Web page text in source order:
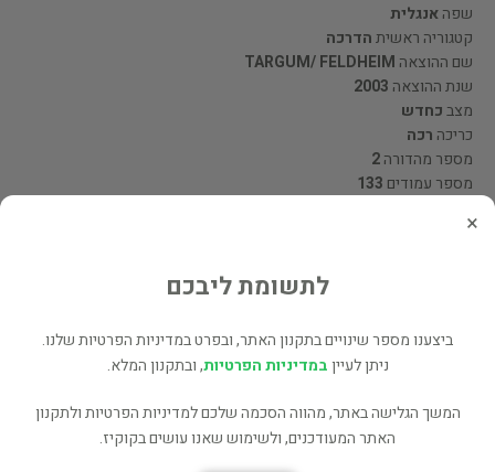
שפהאנגלית
קטגוריה ראשיתהדרכה
שם ההוצאה TARGUM/ FELDHEIM
שנת ההוצאה 2003
מצבכחדש
כריכה רכה
מספר מהדורה2
מספר עמודים 133
×
לתשומת ליבכם
ביצענו מספר שינויים בתקנון האתר, ובפרט במדיניות הפרטיות שלנו.
ניתן לעייןבמדיניות הפרטיות, ובתקנון המלא.
המשך הגלישה באתר, מהווה הסכמה שלכם למדיניות הפרטיות ולתקנון
האתר המעודכנים, ולשימוש שאנו עושים בקוקיז.